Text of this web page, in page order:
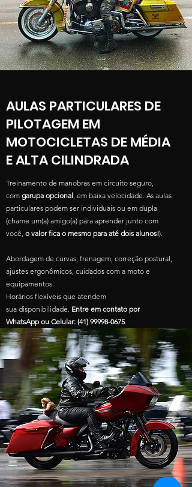
AULAS PARTICULARES DE
PILOTAGEM EM
MOTOCICLETAS DE MÉDIA
E ALTA CILINDRADA
Treinamento de manobras em circuito seguro,
com garupa opcional, em baixa velocidade. As aulas
particulares podem ser individuais ou em dupla
(chame um(a) amigo(a) para aprender junto com
você, o valor fica o mesmo para até dois alunos!).
Abordagem de curvas, frenagem, correção postural,
ajustes ergonômicos, cuidados com a moto e
equipamentos.
Horários flexíveis que atendem
sua disponibilidade. Entre em contato por
WhatsApp ou Celular: (41) 99998-0675.